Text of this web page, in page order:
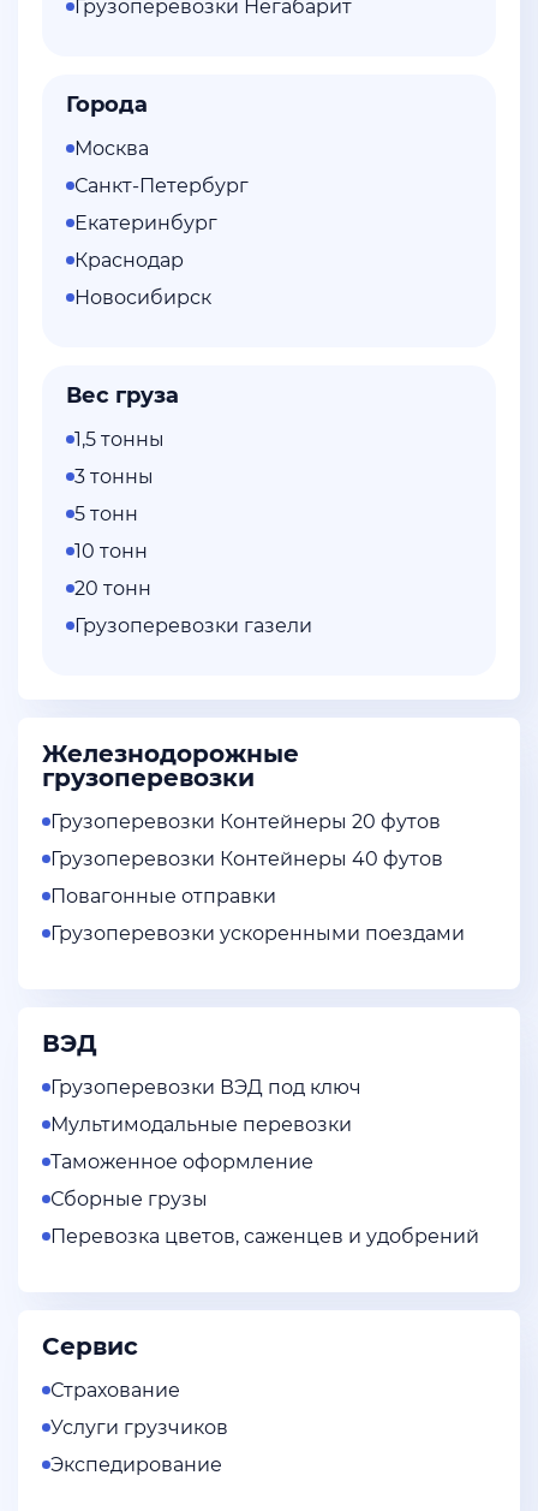
Грузоперевозки Негабарит
Города
Москва
Санкт-Петербург
Екатеринбург
Краснодар
Новосибирск
Вес груза
1,5 тонны
3 тонны
5 тонн
10 тонн
20 тонн
Грузоперевозки газели
Железнодорожные
грузоперевозки
Грузоперевозки Контейнеры 20 футов
Грузоперевозки Контейнеры 40 футов
Повагонные отправки
Грузоперевозки ускоренными поездами
ВЭД
Грузоперевозки ВЭД под ключ
Мультимодальные перевозки
Таможенное оформление
Сборные грузы
Перевозка цветов, саженцев и удобрений
Сервис
Страхование
Услуги грузчиков
Экспедирование